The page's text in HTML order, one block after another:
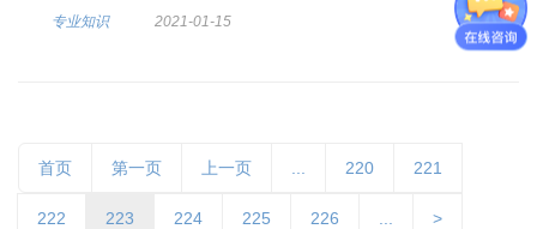
专业知识 2021-01-15
首页 第一页 上一页 220 221
222 223 224 225 226 >